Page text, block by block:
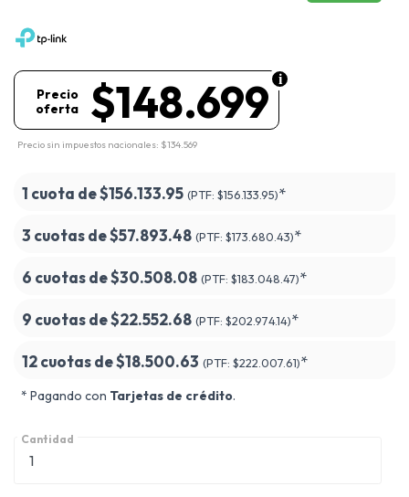
$148.699
Precio
oferta
Precio sin impuestos nacionales: $134.569
1 cuota de$156.133.95 (PTF: $156.133.95)*
3 cuotas de$57.893.48 (PTF: $173.680.43)*
6 cuotas de$30.508.08 (PTF: $183.048.47)*
9 cuotas de$22.552.68 (PTF: $202.974.14)*
12 cuotas de$18.500.63 (PTF: $222.007.61)*
* Pagando con Tarjetas de crédito.
Cantidad